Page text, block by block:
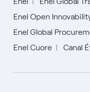
Enel Open
Enel Global
Enel Cuore
Canal